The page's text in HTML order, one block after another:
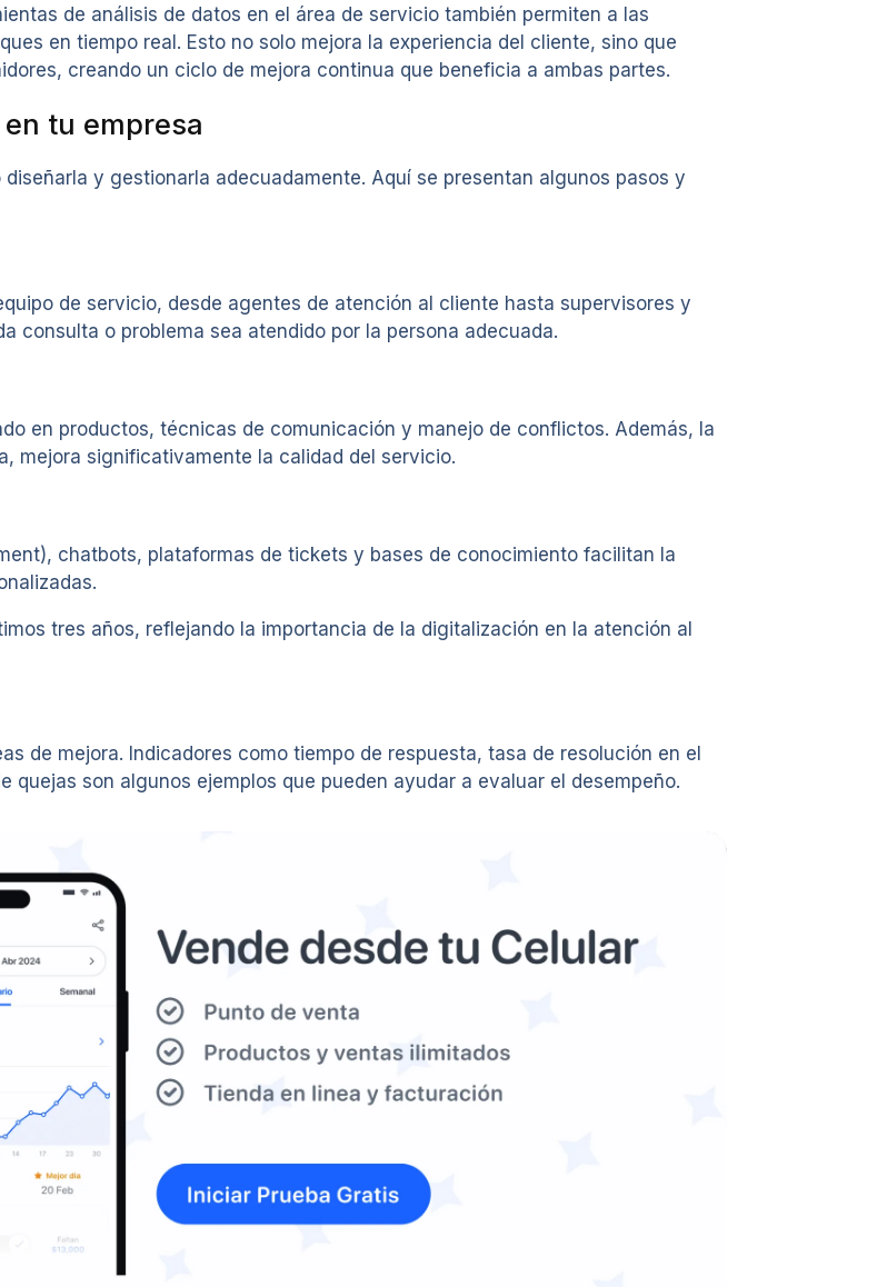
de análisis de datos en el área de servicio también permiten a las
en tiempo real. Esto no solo mejora la experiencia del cliente, sino que
creando un ciclo de mejora continua que beneficia a ambas partes.
tu empresa
y gestionarla adecuadamente. Aquí se presentan algunos pasos y
de servicio, desde agentes de atención al cliente hasta supervisores y
consulta o problema sea atendido por la persona adecuada.
en productos, técnicas de comunicación y manejo de conflictos. Además, la
mejora significativamente la calidad del servicio.
chatbots, plataformas de tickets y bases de conocimiento facilitan la
tres años, reflejando la importancia de la digitalización en la atención al
de mejora. Indicadores como tiempo de respuesta, tasa de resolución en el
son algunos ejemplos que pueden ayudar a evaluar el desempeño.